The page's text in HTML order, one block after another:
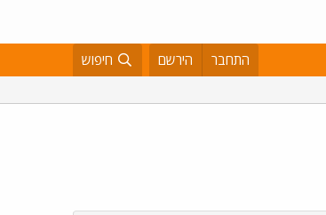
התחבר הירשם חיפוש